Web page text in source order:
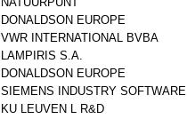
DONALDSON EUROPE
VWR INTERNATIONAL BVBA
LAMPIRIS S.A.
DONALDSON EUROPE
SIEMENS INDUSTRY SOFTWARE
KU LEUVEN L R&D